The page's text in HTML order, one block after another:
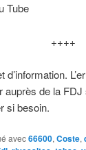
Tube
++++
auprès de la
si besoin.
avec66600, Coste,